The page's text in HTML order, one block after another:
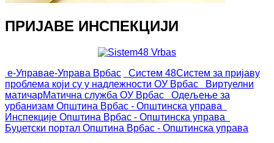
ПРИЈАВЕ ИНСПЕКЦИЈИ
е-Управае-Управа Врбас Систем 48Систем за пријаву
проблема који су у надлежности ОУ Врбас
Виртуелни
матичарМатична служба ОУ Врбас
Одељење за
урбанизам Општина Врбас - Општинска управа
Инспекције Општина Врбас - Општинска управа
Буџетски портал Општина Врбас - Општинска управа